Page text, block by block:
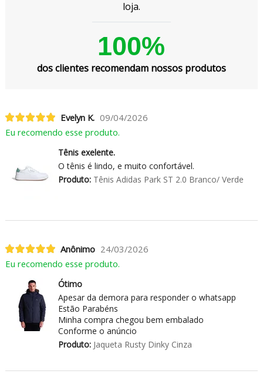
loja.
100%
dos clientes recomendam nossos produtos
Evelyn K. 09/04/2026
Eu recomendo esse produto.
Tênis exelente.
O tênis é lindo, e muito confortável.
Produto:Tênis Adidas Park ST 2.0 Branco/ Verde
Anônimo 24/03/2026
Eu recomendo esse produto.
Ótimo
Apesar da demora para responder o whatsapp
Estão Parabéns
Minha compra chegou bem embalado
Conforme o anúncio
Produto:Jaqueta Rusty Dinky Cinza